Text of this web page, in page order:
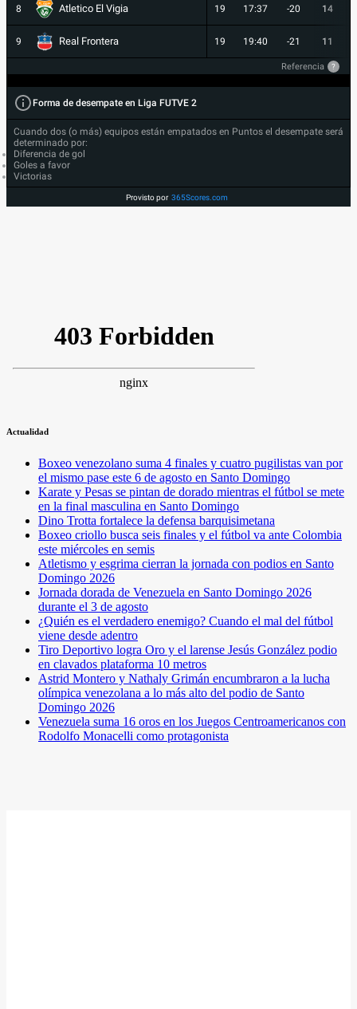
8 Atletico El Vigia 19 17:37 -20 14
9 Real Frontera 19 19:40 -21 11
Referencia ?
Forma de desempate en Liga FUTVE 2
Cuando dos (o más) equipos están empatados en Puntos el desempate será
determinado por:
Diferencia de gol
Goles a favor
Victorias
Provisto por 365Scores.com
Actualidad
Boxeo venezolano suma 4 finales y cuatro pugilistas van por
el mismo pase este 6 de agosto en Santo Domingo
Karate y Pesas se pintan de dorado mientras el fútbol se mete
en la final masculina en Santo Domingo
Dino Trotta fortalece la defensa barquisimetana
Boxeo criollo busca seis finales y el fútbol va ante Colombia
este miércoles en semis
Atletismo y esgrima cierran la jornada con podios en Santo
Domingo 2026
Jornada dorada de Venezuela en Santo Domingo 2026
durante el 3 de agosto
¿Quién es el verdadero enemigo? Cuando el mal del fútbol
viene desde adentro
Tiro Deportivo logra Oro y el larense Jesús González podio
en clavados plataforma 10 metros
Astrid Montero y Nathaly Grimán encumbraron a la lucha
olímpica venezolana a lo más alto del podio de Santo
Domingo 2026
Venezuela suma 16 oros en los Juegos Centroamericanos con
Rodolfo Monacelli como protagonista